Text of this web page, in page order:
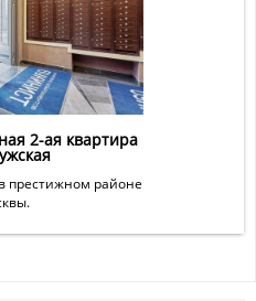
2-ая квартира
престижном районе